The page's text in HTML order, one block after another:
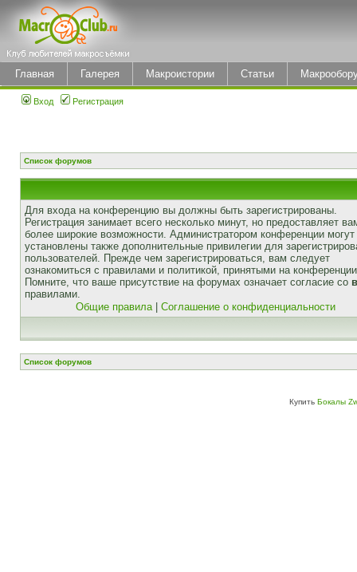
Главная Галерея Макроистории Статьи
Вход Регистрация
Список форумов
Для входа на конференцию вы должны быть зарегистрированы.
Регистрация занимает всего несколько минут, но предоставляет
более широкие возможности. Администратором конференции
установлены также дополнительные привилегии для
пользователей. Прежде чем зарегистрироваться, вам следует
ознакомиться с правилами и политикой, принятыми на
Помните, что ваше присутствие на форумах означает согласие со
правилами.
Общие правила| Соглашение о конфиденциальности
Список форумов
Купить Бокалы